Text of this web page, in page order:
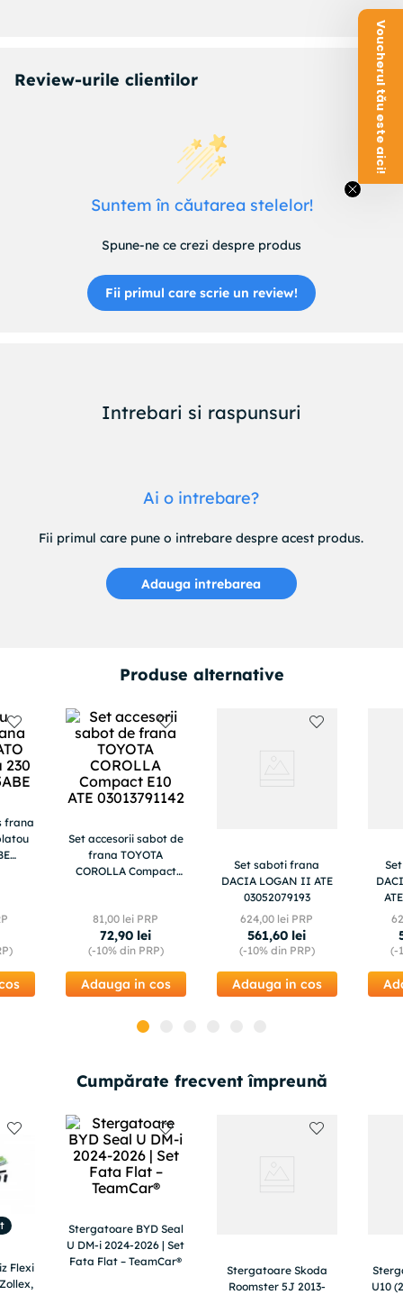
Review-urile clientilor
Suntem în căutarea stelelor!
Spune-ne ce crezi despre produs
Fii primul care scrie un review!
Intrebari si raspunsuri
Ai o intrebare?
Fii primul care pune o intrebare despre acest produs.
Adauga intrebarea
Produse alternative
frana
Set accesorii sabot de
frana TOYOTA
COROLLA Compact
81,00 lei PRP
72,90 lei
(-10%din PRP)
Adauga in cos
Set saboti frana
DACIA LOGAN II ATE
03052079193
624,00 lei PRP
561,60 lei
(-10%din PRP)
Adauga in cos
(-
Cumpărate frecvent împreună
Flexi
Stergatoare BYD Seal
U DM-i 2024-2026 | Set
Fata Flat – TeamCar®
Stergatoare Skoda
Roomster 5J 2013-
U10
Voucherul tău este aici!